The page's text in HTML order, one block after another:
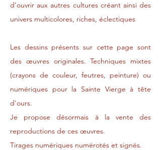
d’ouvrir aux autres cultures créant ainsi des
univers multicolores, riches, éclectiques
Les dessins présents sur cette page sont
des œuvres originales. Techniques mixtes
(crayons de couleur, feutres, peinture) ou
numériques pour la Sainte Vierge à tête
d'ours.
Je propose désormais à la vente des
reproductions de ces œuvres.
Tirages numériques numérotés et signés.